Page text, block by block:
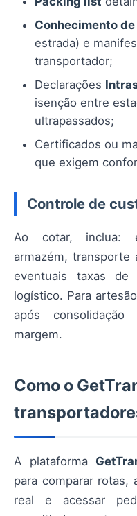
Conhecimento
estrada) e
transportador;
Declarações
isenção entre
ultrapassados;
Certificados ou
que exigem
Controle de
Ao cotar, inclua:
armazém,
eventuais taxas de
logístico. Para
após
margem.
Como o
A plataforma
para comparar rotas,
real e acessar